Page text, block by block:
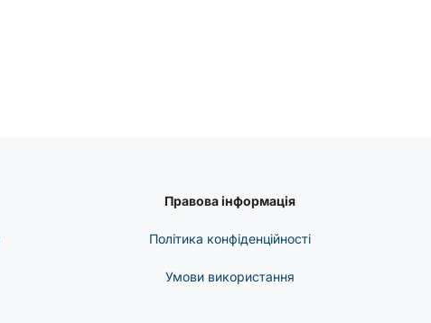
Правова інформація
Політика конфіденційності
Умови використання